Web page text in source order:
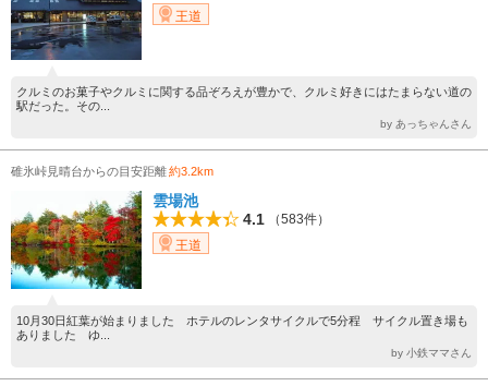
王道
クルミのお菓子やクルミに関する品ぞろえが豊かで、クルミ好きにはたまらない道の
駅だった。その...
by あっちゃんさん
碓氷峠見晴台からの目安距離約3.2km
雲場池
4.1
（583件）
王道
10月30日紅葉が始まりました ホテルのレンタサイクルで5分程 サイクル置き場も
ありました ゆ...
by 小鉄ママさん